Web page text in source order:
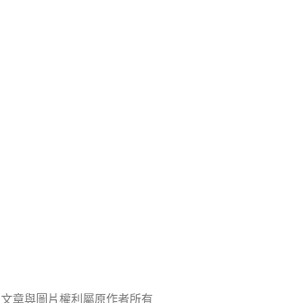
文章與圖片權利屬原作者所有